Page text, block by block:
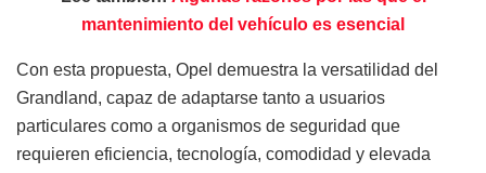
mantenimiento del vehículo es esencial
Con esta propuesta, Opel demuestra la versatilidad del
Grandland, capaz de adaptarse tanto a usuarios
particulares como a organismos de seguridad que
requieren eficiencia, tecnología, comodidad y elevada